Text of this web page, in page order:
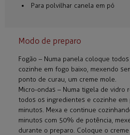
Para polvilhar canela em pó
Modo de preparo
Fogão – Numa panela coloque
cozinhe em fogo baixo, mexendo
ponto de curau, um creme mole.
Micro-ondas – Numa tigela de vidro
todos os ingredientes e cozinhe
minutos. Mexa e continue
minutos com 50% de potência,
durante o preparo. Coloque o